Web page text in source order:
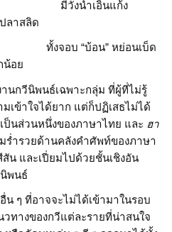
อิ้นแก้ง
สลิด
น” หย่อนเบ็ด
อย
นกวีนิพนธ์เฉพาะกลุ่ม ที่ผู้ที่ไม่รู้
เข้าใจได้ยาก แต่ก็ปฏิเสธไม่ได้
ป็นส่วนหนึ่งของภาษาไทย และ ฮา
ร่ำรวยด้านคลังคำศัพท์ของภาษา
น และเปี่ยมไปด้วยชั้นเชิงอัน
พนธ์
อาจจะไม่ได้เข้ามาในรอบ
วทางของกวีแต่ละรายที่น่าสนใจ